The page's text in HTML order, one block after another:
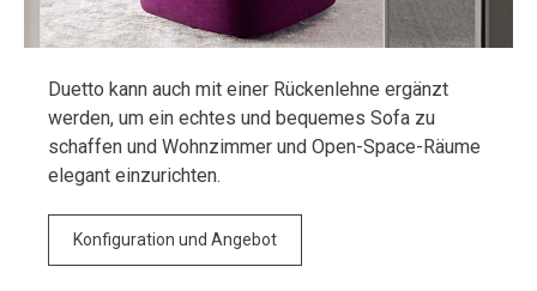
Duetto kann auch mit einer Rückenlehne ergänzt
werden, um ein echtes und bequemes Sofa zu
schaffen und Wohnzimmer und Open-Space-Räume
elegant einzurichten.
Konfiguration und Angebot